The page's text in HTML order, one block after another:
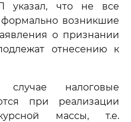
указал, что не все
возникшие
о признании
отнесению к
налоговые
при реализации
массы, т.е.